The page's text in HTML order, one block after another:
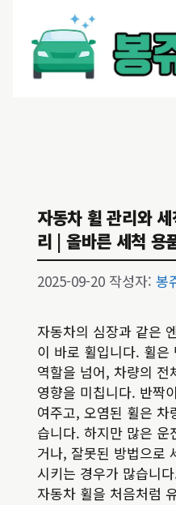
자동차 휠 관리와
리 | 올바른 세척 용
2025-09-20 작성자: 봉
자동차의 심장과 같은
이 바로 휠입니다. 휠은
역할을 넘어, 차량의 전
영향을 미칩니다. 반짝
여주고, 오염된 휠은 차
습니다. 하지만 많은
거나, 잘못된 방법으로
시키는 경우가 많습니
자동차 휠을 처음처럼